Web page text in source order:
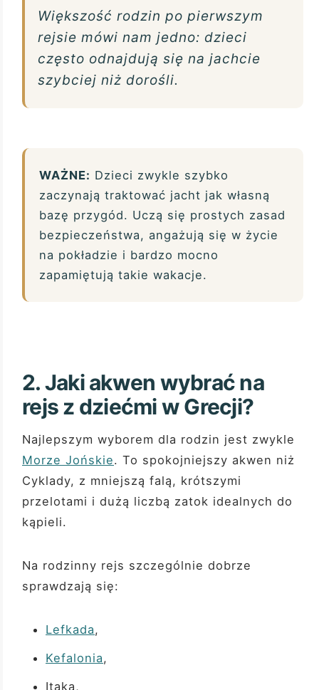
Większość rodzin po pierwszym
rejsie mówi nam jedno: dzieci
często odnajdują się na jachcie
szybciej niż dorośli.
WAŻNE: Dzieci zwykle szybko
zaczynają traktować jacht jak własną
bazę przygód. Uczą się prostych zasad
bezpieczeństwa, angażują się w życie
na pokładzie i bardzo mocno
zapamiętują takie wakacje.
2. Jaki akwen wybrać na
rejs z dziećmi w Grecji?
Najlepszym wyborem dla rodzin jest zwykle
Morze Jońskie. To spokojniejszy akwen niż
Cyklady, z mniejszą falą, krótszymi
przelotami i dużą liczbą zatok idealnych do
kąpieli.
Na rodzinny rejs szczególnie dobrze
sprawdzają się:
Lefkada,
Kefalonia,
Itaka,